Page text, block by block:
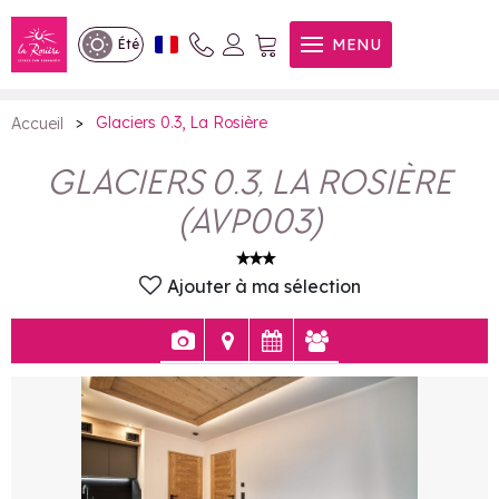
Été MENU
Glaciers 0.3, La Rosière
Accueil > Glaciers 0.3, La Rosière
GLACIERS 0.3, LA ROSIÈRE
(AVP003)
Ajouter à ma sélection